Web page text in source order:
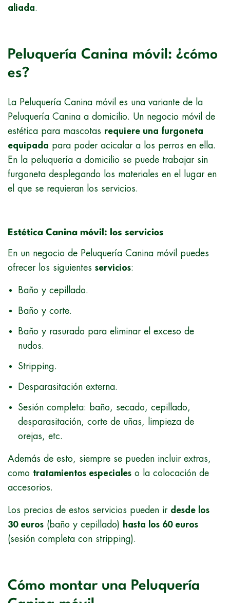
aliada.
Peluquería Canina móvil: ¿cómo
es?
La Peluquería Canina móvil es una variante de la
Peluquería Canina a domicilio. Un negocio móvil de
estética para mascotas requiere una furgoneta
equipada para poder acicalar a los perros en ella.
En la peluquería a domicilio se puede trabajar sin
furgoneta desplegando los materiales en el lugar en
el que se requieran los servicios.
Estética Canina móvil: los servicios
En un negocio de Peluquería Canina móvil puedes
ofrecer los siguientes servicios:
Baño y cepillado.
Baño y corte.
Baño y rasurado para eliminar el exceso de
nudos.
Stripping.
Desparasitación externa.
Sesión completa: baño, secado, cepillado,
desparasitación, corte de uñas, limpieza de
orejas, etc.
Además de esto, siempre se pueden incluir extras,
como tratamientos especiales o la colocación de
accesorios.
Los precios de estos servicios pueden ir desde los
30 euros (baño y cepillado) hasta los 60 euros
(sesión completa con stripping).
Cómo montar una Peluquería